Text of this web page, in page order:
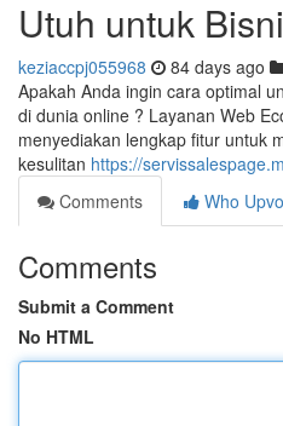
Utuh untuk
keziaccpj055968 84 days ago
Apakah Anda ingin cara optimal
di dunia online ? Layanan Web
menyediakan lengkap fitur untuk
kesulitan https://
Comments
Who
Comments
Submit a Comment
No HTML